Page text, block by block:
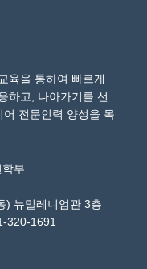
육을 통하여 빠르게
하고, 나아가기를 선
전문인력 양성을 목
부
) 뉴밀레니엄관 3층
320-1691